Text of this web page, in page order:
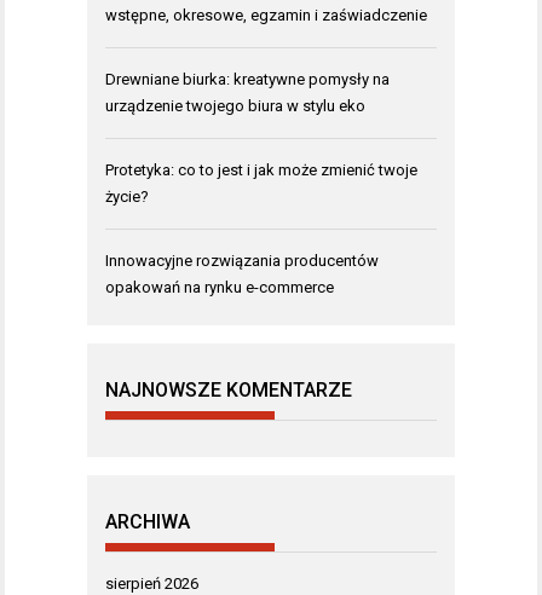
wstępne, okresowe, egzamin i zaświadczenie
Drewniane biurka: kreatywne pomysły na
urządzenie twojego biura w stylu eko
Protetyka: co to jest i jak może zmienić twoje
życie?
Innowacyjne rozwiązania producentów
opakowań na rynku e-commerce
NAJNOWSZE KOMENTARZE
ARCHIWA
sierpień 2026